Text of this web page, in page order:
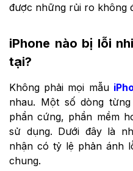
được những rủi ro không
iPhone nào bị lỗi
tại?
Không phải mọi mẫu
nhau. Một số dòng
phần cứng, phần mềm
sử dụng. Dưới đây là
nhận có tỷ lệ phản ánh
chung.